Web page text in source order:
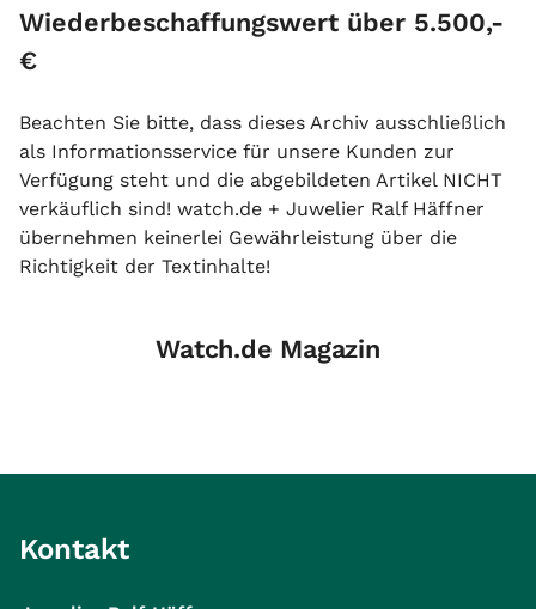
Wiederbeschaffungswert über 5.500,-
€
Beachten Sie bitte, dass dieses Archiv ausschließlich
als Informationsservice für unsere Kunden zur
Verfügung steht und die abgebildeten Artikel NICHT
verkäuflich sind! watch.de + Juwelier Ralf Häffner
übernehmen keinerlei Gewährleistung über die
Richtigkeit der Textinhalte!
Watch.de Magazin
Kontakt